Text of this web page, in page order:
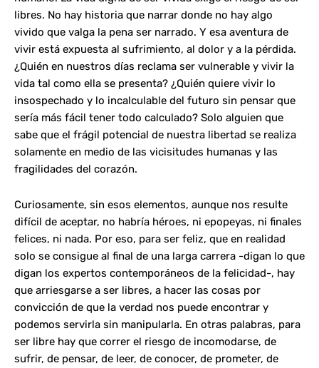
libres. No hay historia que narrar donde no hay algo
vivido que valga la pena ser narrado. Y esa aventura de
vivir está expuesta al sufrimiento, al dolor y a la pérdida.
¿Quién en nuestros días reclama ser vulnerable y vivir la
vida tal como ella se presenta? ¿Quién quiere vivir lo
insospechado y lo incalculable del futuro sin pensar que
sería más fácil tener todo calculado? Solo alguien que
sabe que el frágil potencial de nuestra libertad se realiza
solamente en medio de las vicisitudes humanas y las
fragilidades del corazón.
Curiosamente, sin esos elementos, aunque nos resulte
difícil de aceptar, no habría héroes, ni epopeyas, ni finales
felices, ni nada. Por eso, para ser feliz, que en realidad
solo se consigue al final de una larga carrera -digan lo que
digan los expertos contemporáneos de la felicidad-, hay
que arriesgarse a ser libres, a hacer las cosas por
convicción de que la verdad nos puede encontrar y
podemos servirla sin manipularla. En otras palabras, para
ser libre hay que correr el riesgo de incomodarse, de
sufrir, de pensar, de leer, de conocer, de prometer, de